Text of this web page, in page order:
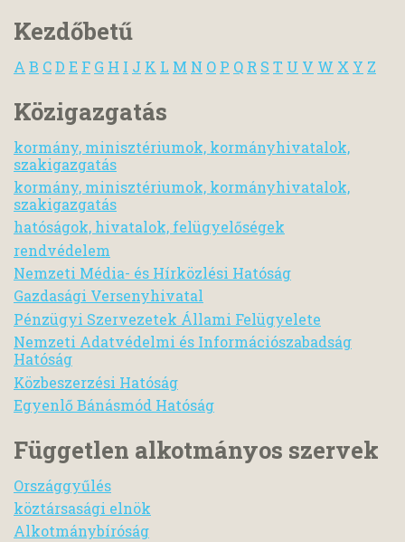
Kezdőbetű
A B CD E F G H I J K L M N O P Q R S T U V W X Y Z
Közigazgatás
kormány, minisztériumok, kormányhivatalok,
szakigazgatás
kormány, minisztériumok, kormányhivatalok,
szakigazgatás
hatóságok, hivatalok, felügyelőségek
rendvédelem
Nemzeti Média- és Hírközlési Hatóság
Gazdasági Versenyhivatal
Pénzügyi Szervezetek Állami Felügyelete
Nemzeti Adatvédelmi és Információszabadság
Hatóság
Közbeszerzési Hatóság
Egyenlő Bánásmód Hatóság
Független alkotmányos szervek
Országgyűlés
köztársasági elnök
Alkotmánybíróság